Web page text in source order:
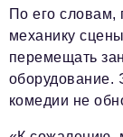
По его словам,
механику
перемещать
оборудование.
комедии не